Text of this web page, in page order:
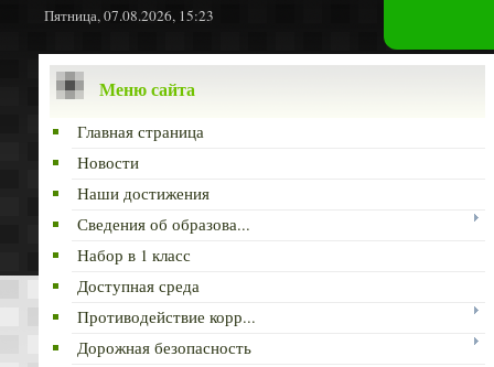
Пятница, 07.08.2026, 15:23
Меню сайта
Главная страница
Новости
Наши достижения
Сведения об образова...
Набор в 1 класс
Доступная среда
Противодействие корр...
Дорожная безопасность